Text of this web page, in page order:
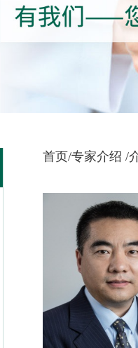
首页/专家介绍 /